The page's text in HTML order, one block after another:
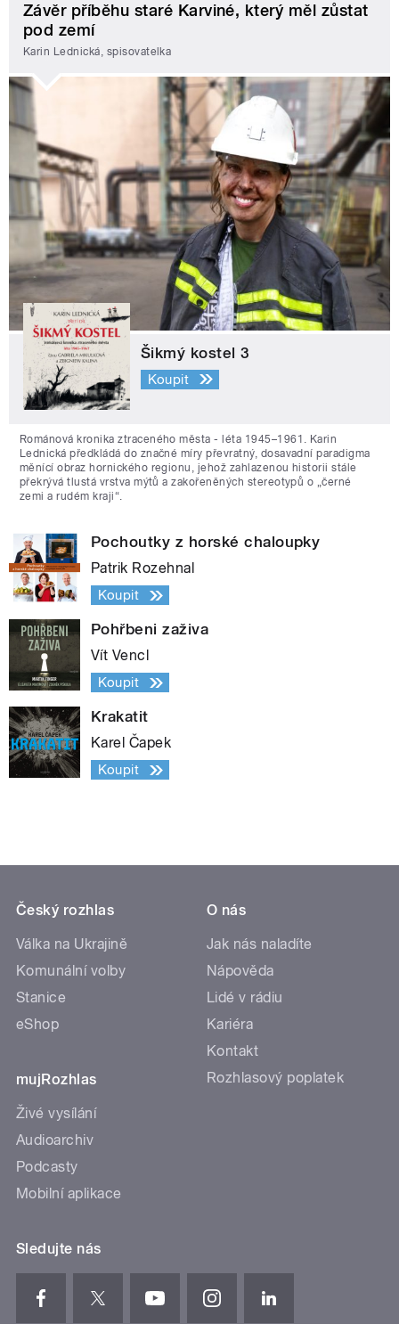
Závěr příběhu staré Karviné, který měl zůstat
pod zemí
Karin Lednická, spisovatelka
Šikmý kostel 3
Koupit
Románová kronika ztraceného města - léta 1945–1961. Karin
Lednická předkládá do značné míry převratný, dosavadní paradigma
měnící obraz hornického regionu, jehož zahlazenou historii stále
překrývá tlustá vrstva mýtů a zakořeněných stereotypů o „černé
zemi a rudém kraji“.
Pochoutky z horské chaloupky
Patrik Rozehnal
Koupit
Pohřbeni zaživa
Vít Vencl
Koupit
Krakatit
Karel Čapek
Koupit
Český rozhlas
Válka na Ukrajině
Komunální volby
Stanice
eShop
mujRozhlas
Živé vysílání
Audioarchiv
Podcasty
Mobilní aplikace
O nás
Jak nás naladíte
Nápověda
Lidé v rádiu
Kariéra
Kontakt
Rozhlasový poplatek
Sledujte nás